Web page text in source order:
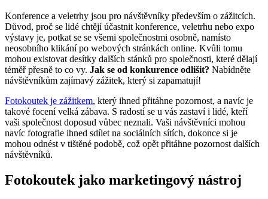
Konference a veletrhy jsou pro návštěvníky především o zážitcích.
Důvod, proč se lidé chtějí účastnit konference, veletrhu nebo expo
výstavy je, potkat se se všemi společnostmi osobně, namísto
neosobního klikání po webových stránkách online. Kvůli tomu
mohou existovat desítky dalších stánků pro společnosti, které dělají
téměř přesně to co vy. Jak se od konkurence odlišit? Nabídněte
návštěvníkům zajímavý zážitek, který si zapamatují!
Fotokoutek je zážitkem, který ihned přitáhne pozornost, a navíc je
takové focení velká zábava. S radostí se u vás zastaví i lidé, kteří
vaši společnost doposud vůbec neznali. Vaši návštěvníci mohou
navíc fotografie ihned sdílet na sociálních sítích, dokonce si je
mohou odnést v tištěné podobě, což opět přitáhne pozornost dalších
návštěvníků.
Fotokoutek jako marketingový nástroj